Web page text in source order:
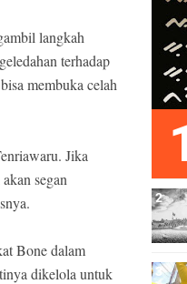
langkah
terhadap
membuka celah
Jika
segan
Bone dalam
dikelola untuk